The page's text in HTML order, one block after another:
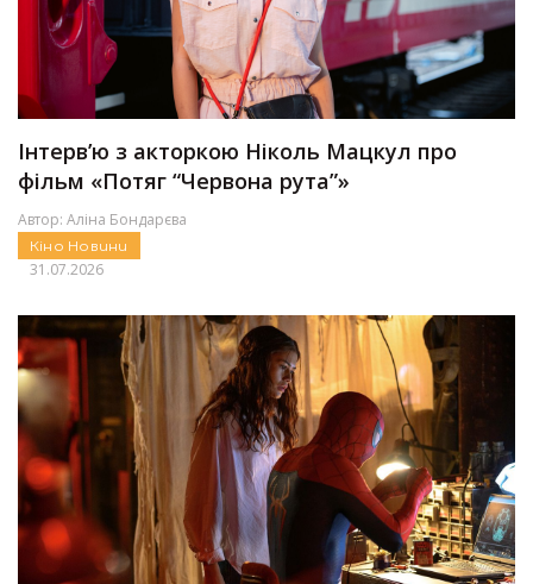
Інтерв’ю з акторкою Ніколь Мацкул про
фільм «Потяг “Червона рута”»
Автор: Аліна Бондарєва
Кіно Новини
31.07.2026